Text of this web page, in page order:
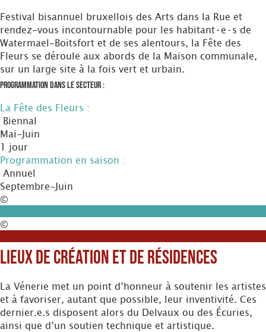
Festival bisannuel bruxellois des Arts dans la Rue et
rendez-vous incontournable pour les habitant·e·s de
Watermael-Boitsfort et de ses alentours, la Fête des
Fleurs se déroule aux abords de la Maison communale,
sur un large site à la fois vert et urbain.
Programmation dans le secteur :
La Fête des Fleurs :
Biennal
Mai-Juin
1 jour
Programmation en saison :
Annuel
Septembre-Juin
©
©
Lieux de création et de résidences
La Vénerie met un point d’honneur à soutenir les artistes
et à favoriser, autant que possible, leur inventivité. Ces
dernier.e.s disposent alors du Delvaux ou des Écuries,
ainsi que d’un soutien technique et artistique.